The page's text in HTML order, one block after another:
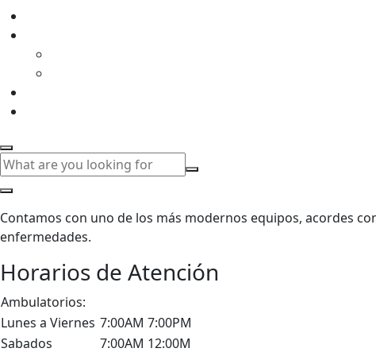
Contamos con uno de los más modernos equipos, acordes
enfermedades.
Horarios de Atención
Ambulatorios:
Lunes a Viernes 7:00AM 7:00PM
Sabados
7:00AM 12:00M